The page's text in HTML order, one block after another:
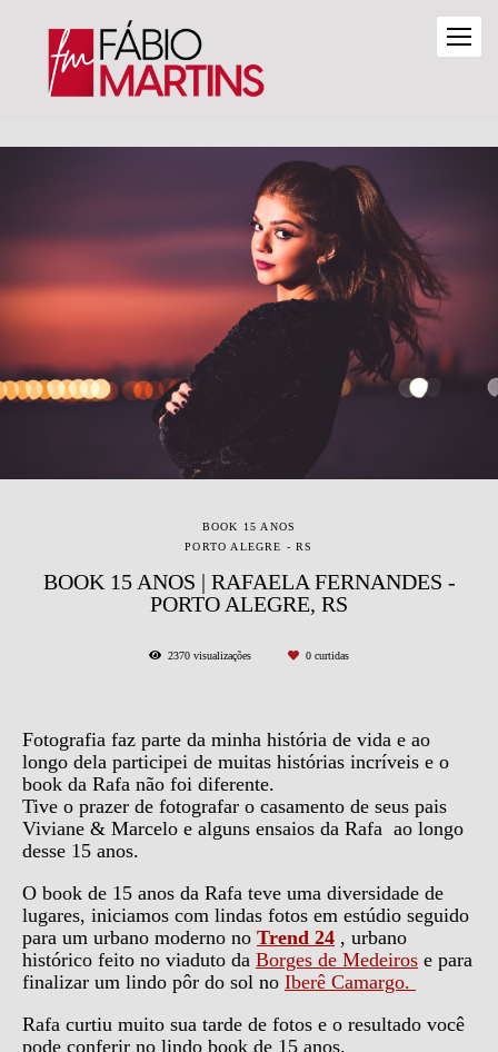
BOOK 15 ANOS
PORTO ALEGRE - RS
BOOK 15 ANOS | RAFAELA FERNANDES -
PORTO ALEGRE, RS
2370 visualizações 0 curtidas
Fotografia faz parte da minha história de vida e ao
longo dela participei de muitas histórias incríveis e o
book da Rafa não foi diferente.
Tive o prazer de fotografar o casamento de seus pais
Viviane & Marcelo e alguns ensaios da Rafa ao longo
desse 15 anos.
O book de 15 anos da Rafa teve uma diversidade de
lugares, iniciamos com lindas fotos em estúdio seguido
para um urbano moderno no Trend 24 , urbano
histórico feito no viaduto da Borges de Medeiros e para
finalizar um lindo pôr do sol no Iberê Camargo.
Rafa curtiu muito sua tarde de fotos e o resultado você
pode conferir no lindo book de 15 anos.